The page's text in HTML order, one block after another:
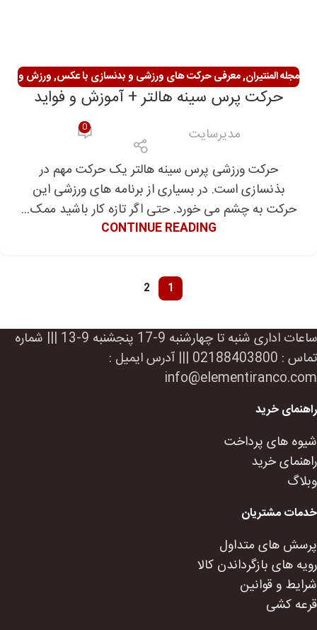
مجله المنتیران,معرفی حرکت های ورزشی و بدنسازی با عکس,ورزش و
سلامتی
حرکت پرس سینه هالتر + آموزش و فواید
مدیرسایت 0
حرکت ورزشی پرس سینه هالتر یک حرکت مهم در
بذنسازی است. در بسیاری از برنامه های ورزشی این
حرکت به چشم می خورد. حتی اگر تازه کار باشید ممک...
CONTINUE READING
1
2
ساعات اداری شنبه تا چهارشنبه 9-17 پنجشنبه 9-13 ||| شماره
تماس : 02188403800 ||| آدرس ایمیل :
info@elementiranco.com
راهنمای خرید
شیوه های پرداخت
راهنمای خرید
وبلاگ
خدمات مشتریان
پرسش های متداول
رویه های بازگرداندن کالا
شرایط و قوانین
قرعه کشی